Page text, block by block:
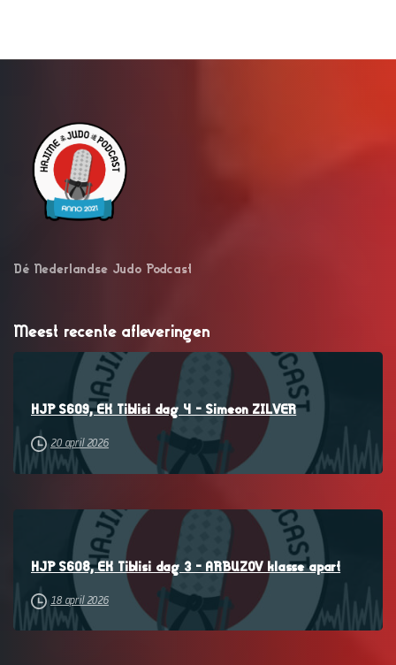
Dé Nederlandse Judo Podcast
Meest recente afleveringen
HJP S609, EK Tiblisi dag 4 – Simeon ZILVER
20 april 2026
HJP S608, EK Tiblisi dag 3 – ARBUZOV klasse apart
18 april 2026